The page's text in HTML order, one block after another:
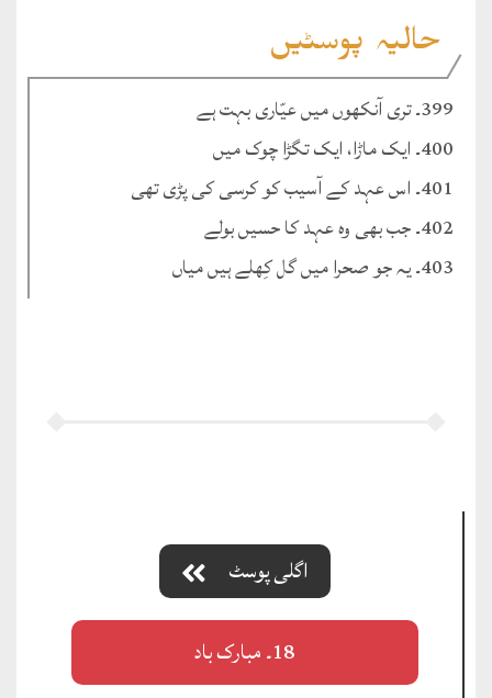
حالیہ پوسٹیں
399۔ تری آنکھوں میں عیّاری بہت ہے
400۔ ایک ماڑا، ایک تگڑا چوک میں
401۔ اس عہد کے آسیب کو کرسی کی پڑی تھی
402۔ جب بھی وہ عہد کا حسیں بولے
403۔ یہ جو صحرا میں گل کِھلے ہیں میاں
اگلی پوسٹ
18۔ مبارک باد